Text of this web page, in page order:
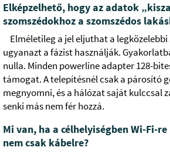
Elképzelhető, hogy az adatok
szomszédokhoz a szomszédos
Elméletileg a jel eljuthat a legközelebbi
ugyanazt a fázist használják.
nulla. Minden powerline adapter 128-
támogat. A telepítésnél csak a párosító
megnyomni, és a hálózat saját kulccsal
senki más nem fér hozzá.
Mi van, ha a célhelyiségben Wi-Fi-
nem csak kábelre?